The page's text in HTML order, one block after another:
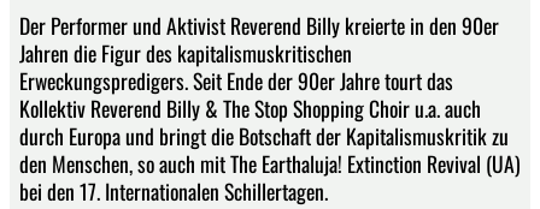
Der Performer und Aktivist Reverend Billy kreierte in den 90er
Jahren die Figur des kapitalismuskritischen
Erweckungspredigers. Seit Ende der 90er Jahre tourt das
Kollektiv Reverend Billy & The Stop Shopping Choir u.a. auch
durch Europa und bringt die Botschaft der Kapitalismuskritik zu
den Menschen, so auch mit The Earthaluja! Extinction Revival (UA)
bei den 17. Internationalen Schillertagen.